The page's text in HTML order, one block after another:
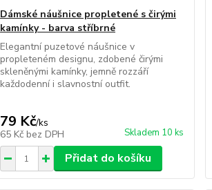
Dámské náušnice propletené s čirými
kamínky - barva stříbrné
Elegantní puzetové náušnice v
propleteném designu, zdobené čirými
skleněnými kamínky, jemně rozzáří
každodenní i slavnostní outfit.
79 Kč/ks
65 Kč bez DPH Skladem 10 ks
Přidat do košíku